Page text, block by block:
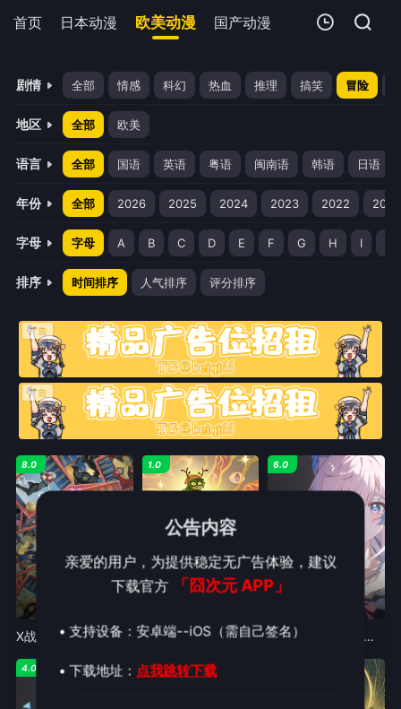
首页 日本动漫 欧美动漫 国产动漫 剧场版 追剧周
我的观影记录
暂无观看影片的记录
剧情 全部 情感 科幻 热血 推理 搞笑 冒险
地区 全部 欧美
语言 全部 国语 英语 粤语 闽南语 韩语 日语
年份 全部 2026 2025 2024 2023 2022 2021
字母 字母 A B C D E F G H I
排序 时间排序 人气排序 评分排序
8.0
X战警97第二季
1.0
探险活宝:菲奥娜与蛋糕第二季
6.0
红白黑黄第六季RWBYSeason6
4.0 9.0
公告内容
亲爱的用户，为提供稳定无广告体验，建议
下载官方
「囧次元 APP」
• 支持设备：安卓端--iOS（需自己签名）
• 下载地址： 点我跳转下载